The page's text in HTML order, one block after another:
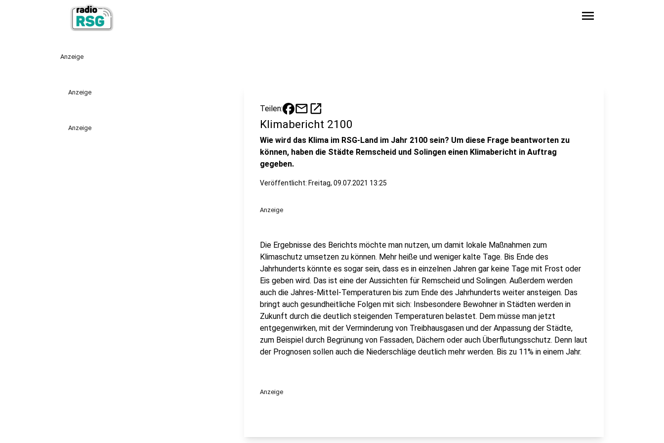
menu
Anzeige
Anzeige
Anzeige
Teilen: mailopen_in_new
Klimabericht 2100
Wie wird das Klima im RSG-Land im Jahr 2100 sein? Um diese Frage beantworten zu
können, haben die Städte Remscheid und Solingen einen Klimabericht in Auftrag
gegeben.
Veröffentlicht: Freitag, 09.07.2021 13:25
Anzeige
Die Ergebnisse des Berichts möchte man nutzen, um damit lokale Maßnahmen zum
Klimaschutz umsetzen zu können. Mehr heiße und weniger kalte Tage. Bis Ende des
Jahrhunderts könnte es sogar sein, dass es in einzelnen Jahren gar keine Tage mit Frost oder
Eis geben wird. Das ist eine der Aussichten für Remscheid und Solingen. Außerdem werden
auch die Jahres-Mittel-Temperaturen bis zum Ende des Jahrhunderts weiter ansteigen. Das
bringt auch gesundheitliche Folgen mit sich: Insbesondere Bewohner in Städten werden in
Zukunft durch die deutlich steigenden Temperaturen belastet. Dem müsse man jetzt
entgegenwirken, mit der Verminderung von Treibhausgasen und der Anpassung der Städte,
zum Beispiel durch Begrünung von Fassaden, Dächern oder auch Überflutungsschutz. Denn laut
der Prognosen sollen auch die Niederschläge deutlich mehr werden. Bis zu 11% in einem Jahr.
Anzeige